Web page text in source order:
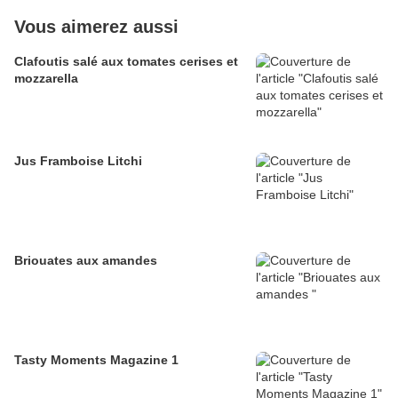
Vous aimerez aussi
Clafoutis salé aux tomates cerises et
mozzarella
Jus Framboise Litchi
Briouates aux amandes
Tasty Moments Magazine 1